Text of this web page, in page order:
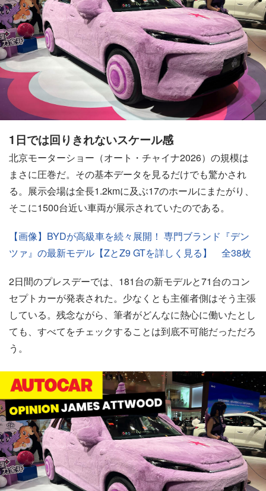
1日では回りきれないスケール感
北京モーターショー（オート・チャイナ2026）の規模は
まさに圧巻だ。その基本データを見るだけでも驚かされ
る。展示会場は全長1.2kmに及ぶ17のホールにまたがり、
そこに1500台近い車両が展示されていたのである。
【画像】BYDが高級車を続々展開！ 専門ブランド『デン
ツァ』の最新モデル【ZとZ9 GTを詳しく見る】 全38枚
2日間のプレスデーでは、181台の新モデルと71台のコン
セプトカーが発表された。少なくとも主催者側はそう主張
している。残念ながら、筆者がどんなに熱心に働いたとし
ても、すべてをチェックすることは到底不可能だっただろ
う。